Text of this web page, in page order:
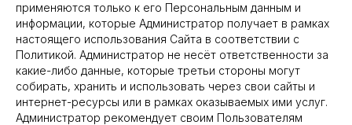
применяются только к его Персональным данным и
информации, которые Администратор получает в рамках
настоящего использования Сайта в соответствии с
Политикой. Администратор не несёт ответственности за
какие-либо данные, которые третьи стороны могут
собирать, хранить и использовать через свои сайты и
интернет-ресурсы или в рамках оказываемых ими услуг.
Администратор рекомендует своим Пользователям